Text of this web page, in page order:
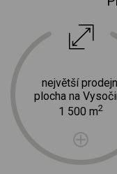
největší
plocha na
1 500 m2